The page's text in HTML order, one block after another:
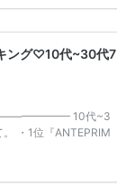
レ、ゼクシィ、ハナユ
[…]続きを読む
ング♡10代~30代7
10代~3
・1位『ANTEPRIM